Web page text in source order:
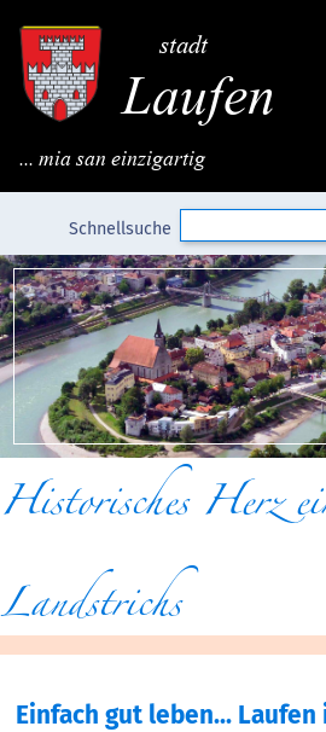
stadt
Laufen
... mia san einzigartig
Schnellsuche
Historisches Herz
Landstrichs
Einfach gut leben...